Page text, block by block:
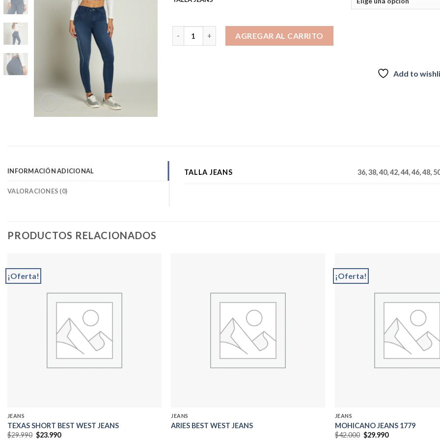
AGREGAR AL CARRITO
Add to
INFORMACIÓN ADICIONAL
VALORACIONES (0)
TALLA JEANS 36, 38, 40, 42, 44, 46, 48,
PRODUCTOS RELACIONADOS
¡Oferta!
JEANS
TEXAS SHORT BEST WEST JEANS
$29.990 El
$23.990El
JEANS
ARIES BEST WEST JEANS
¡Oferta!
JEANS
MOHICANO JEANS 1779
$42.000 El
$29.990El